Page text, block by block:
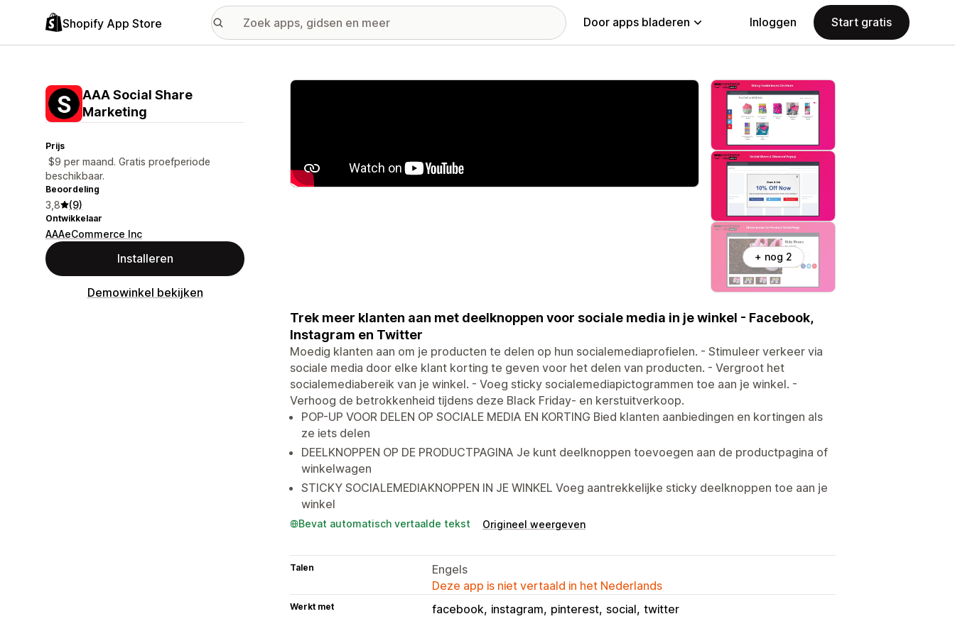
Shopify App Store Door apps bladeren Inloggen Start gratis
AAA Social Share
Marketing
Prijs
$9 per maand. Gratis proefperiode
beschikbaar.
Beoordeling
3,8 (9)
Ontwikkelaar
AAAeCommerce Inc
Installeren
Demowinkel bekijken
Galerij met uitgelichte afbeeldingen
+ nog 2
Trek meer klanten aan met deelknoppen voor sociale media in je winkel - Facebook,
Instagram en Twitter
Moedig klanten aan om je producten te delen op hun socialemediaprofielen. - Stimuleer verkeer via
sociale media door elke klant korting te geven voor het delen van producten. - Vergroot het
socialemediabereik van je winkel. - Voeg sticky socialemediapictogrammen toe aan je winkel. -
Verhoog de betrokkenheid tijdens deze Black Friday- en kerstuitverkoop.
POP-UP VOOR DELEN OP SOCIALE MEDIA EN KORTING Bied klanten aanbiedingen en kortingen als
ze iets delen
DEELKNOPPEN OP DE PRODUCTPAGINA Je kunt deelknoppen toevoegen aan de productpagina of
winkelwagen
STICKY SOCIALEMEDIAKNOPPEN IN JE WINKEL Voeg aantrekkelijke sticky deelknoppen toe aan je
winkel
Bevat automatisch vertaalde tekst Origineel weergeven
Talen
Engels
Deze app is niet vertaald in het Nederlands
Werkt met facebook instagram pinterest social twitter